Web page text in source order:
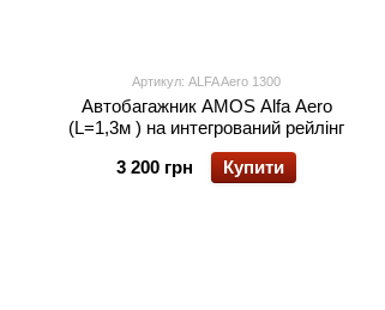
Артикул: ALFA Aero 1300
Автобагажник AMOS Alfa Aero
(L=1,3м ) на интегрований рейлінг
3 200 грн
Купити